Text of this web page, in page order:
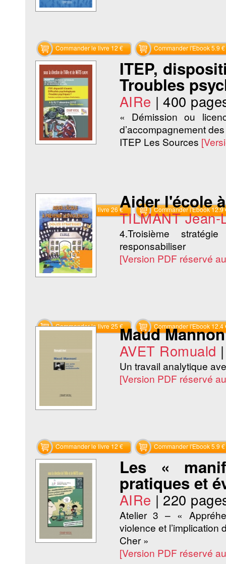
Commander le livre 12 € Commander l'Ebook 5.9 €
ITEP,
Troubles
AIRe |400
« Démission ou
d’accompagnement
ITEP Les Sources
Commander le livre 26 € Commander l'Ebook 12.9
Aider l'école
TILMANT Jean-
4.Troisième
responsabiliser
[Version PDF réservé
Commander le livre 25 € Commander l'Ebook 12.4
Maud
AVET Romuald
Un travail analytique
[Version PDF réservé
Commander le livre 12 € Commander l'Ebook 5.9 €
Les «
pratiques et
AIRe |220
Atelier 3 – «
violence et l’implication
Cher »
[Version PDF réservé